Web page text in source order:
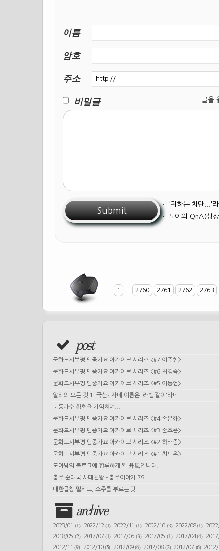
이름
암호
주소
비밀글
글을
• '귀하는 차단...'
• 도아의 QnA(성
1 2760 2761 2762 2763
post
문화도시부평 민중가요 아카이브 시리즈 <#7 이주헌>
문화도시부평 민중가요 아카이브 시리즈 <#6 최경숙>
문화도시부평 민중가요 아카이브 시리즈 <#5 이동언>
알리의 모든 것 1. 국산? 자네 이름은 '라벨 갈이'라네!
노동가수 황현을 기억하며...
문화도시부평 민중가요 아카이브 시리즈 <#4 손은화>
문화도시부평 민중가요 아카이브 시리즈 <#3 손호준>
문화도시부평 민중가요 아카이브 시리즈 <#2 하태준>
문화도시부평 민중가요 아카이브 시리즈 <#1 최도은>
도아님의 블로그에 합류하게 된 丹風입니다.
충주 순대국 사대천왕 - 충주이야기 79
대한곱창 밀키트, 소주를 부르는 맛!
archive
2023/01 (1) 2022/12(1) 2022/11(1) 2022/10 (3) 2022/08(1)
2018/05 (2) 2017/07(1) 2017/06(3) 2017/05 (1) 2017/04(4)
2012/11(9) 2012/10(5) 2012/09(6) 2012/08 (2) 2012/07 (6)